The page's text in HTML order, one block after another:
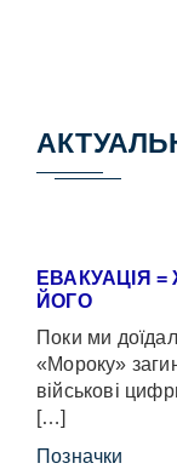
ЕВАКУАЦІЯ
ЙОГО
Поки ми
«Мороку»
військові
[…]
Позначки